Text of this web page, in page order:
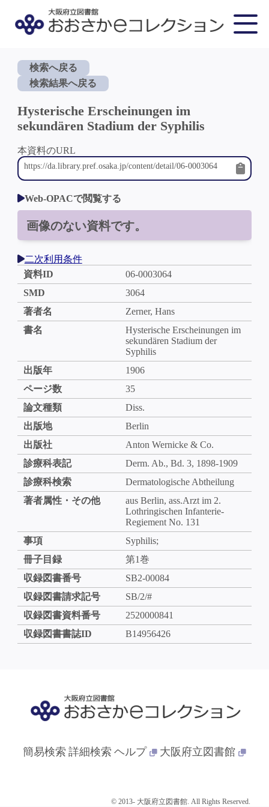
検索へ戻る
検索結果へ戻る
Hysterische Erscheinungen im
sekundären Stadium der Syphilis
本資料のURL
Web-OPACで閲覧する
画像のない資料です。
二次利用条件
資料ID
06-0003064
SMD
3064
著者名
Zerner, Hans
書名
Hysterische Erscheinungen im
sekundären Stadium der
Syphilis
出版年
1906
ページ数
35
論文種類
Diss.
出版地
Berlin
出版社
Anton Wernicke & Co.
診療科表記
Derm. Ab., Bd. 3, 1898-1909
診療科検索
Dermatologische Abtheilung
著者属性・その他
aus Berlin, ass.Arzt im 2.
Lothringischen Infanterie-
Regiement No. 131
事項
Syphilis;
冊子目録
第1巻
収録図書番号
SB2-00084
収録図書請求記号
SB/2/#
収録図書資料番号
2520000841
収録図書書誌ID
B14956426
簡易検索 詳細検索 ヘルプ 大阪府立図書館
© 2013- 大阪府立図書館. All Rights Reserved.